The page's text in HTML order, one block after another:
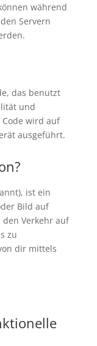
während
Servern
das benutzt
und
wird auf
ausgeführt.
ist ein
Bild auf
Verkehr auf
zu
dir mittels